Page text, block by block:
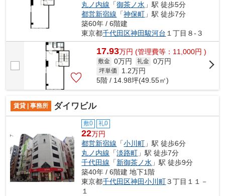
丸ノ内線 「御茶ノ水 」駅 徒歩5分
都営新宿線 「神保町 」駅 徒歩7分
築60年 / 6階建
東京都千代田区神田駿河台 １丁目８-３
17.93万円 (管理費等：11,000円 )
敷金 0万円 礼金 0万円
坪単価 1.2万円
5階 / 14.98坪(49.55㎡)
賃貸 | 事務所 ダイワビル
敷0 礼0
22万円
都営新宿線 「小川町 」駅 徒歩6分
丸ノ内線 「淡路町 」駅 徒歩7分
千代田線 「新御茶ノ水 」駅 徒歩9分
築40年 / 6階建 地下1階
東京都千代田区神田小川町３丁目１１－
１